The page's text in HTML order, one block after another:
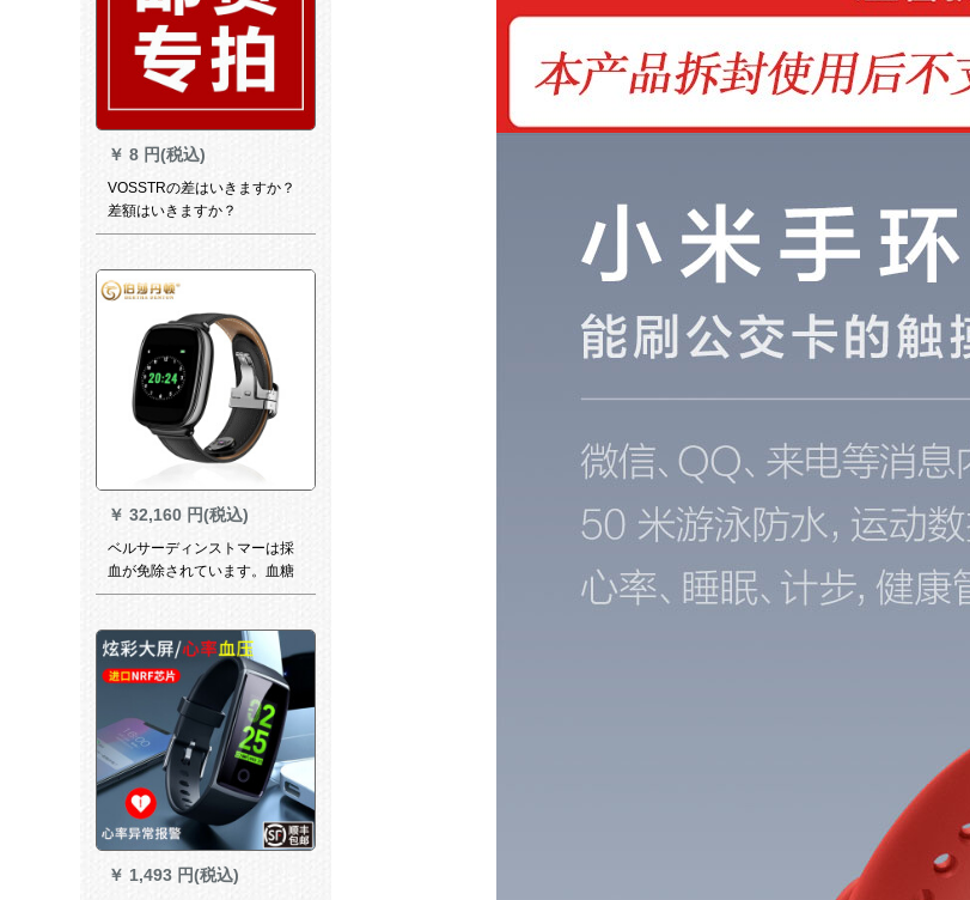
￥ 8 円(税込)
VOSSTRの差はいきますか？
差額はいきますか？
￥ 32,160 円(税込)
ベルサーディンストマーは採
血が免除されています。血糖
値を測定する家庭用モニター
精度腕時計ブライクです。
￥ 1,493 円(税込)